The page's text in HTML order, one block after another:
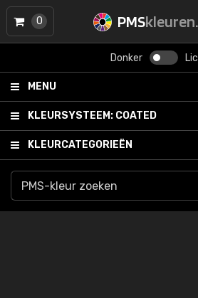
PMS
Donker
MENU
KLEURSYSTEEM: COATED
KLEURCATEGORIEËN
0